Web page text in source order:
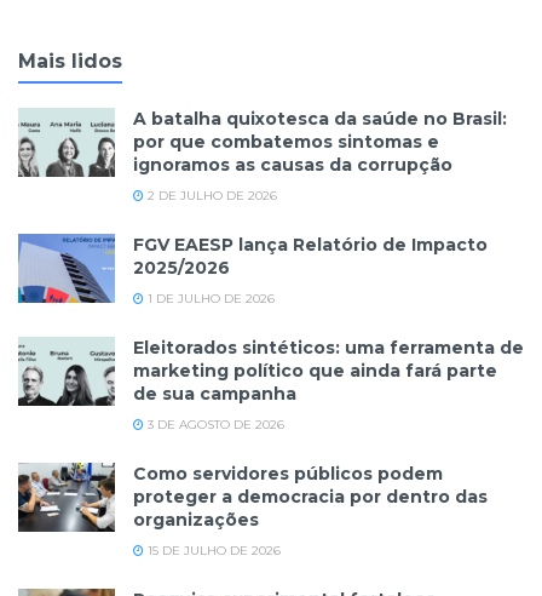
Mais lidos
A batalha quixotesca da saúde no Brasil:
por que combatemos sintomas e
ignoramos as causas da corrupção
2 DE JULHO DE 2026
FGV EAESP lança Relatório de Impacto
2025/2026
1 DE JULHO DE 2026
Eleitorados sintéticos: uma ferramenta de
marketing político que ainda fará parte
de sua campanha
3 DE AGOSTO DE 2026
Como servidores públicos podem
proteger a democracia por dentro das
organizações
15 DE JULHO DE 2026